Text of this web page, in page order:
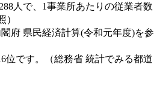
人で、1事業所あたりの従業者数
）
府 県民経済計算(令和元年度)を参
位です。（総務省 統計でみる都道